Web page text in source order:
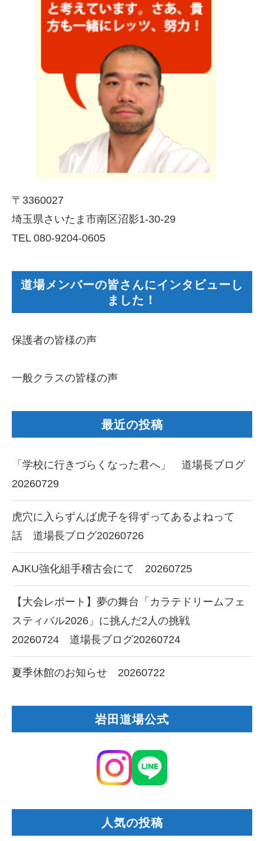
〒3360027
埼玉県さいたま市南区沼影1-30-29
TEL 080-9204-0605
道場メンバーの皆さんにインタビューし
ました！
保護者の皆様の声
一般クラスの皆様の声
最近の投稿
「学校に行きづらくなった君へ」 道場長ブログ
20260729
虎穴に入らずんば虎子を得ずってあるよねって
話 道場長ブログ20260726
AJKU強化組手稽古会にて 20260725
【大会レポート】夢の舞台「カラテドリームフェ
スティバル2026」に挑んだ2人の挑戦
20260724 道場長ブログ20260724
夏季休館のお知らせ 20260722
岩田道場公式
人気の投稿